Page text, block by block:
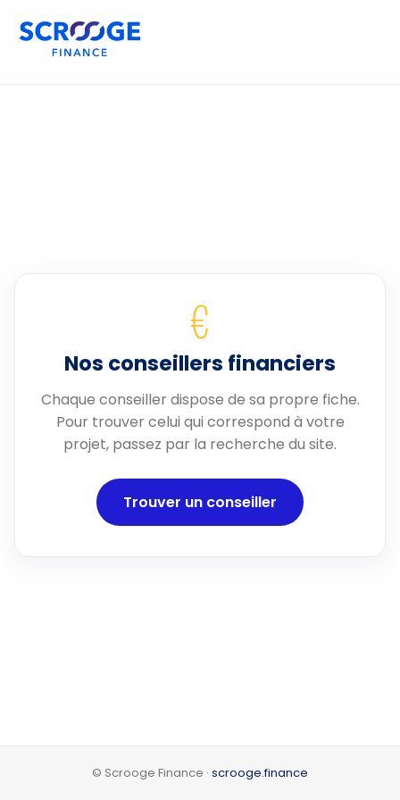
€
Nos conseillers financiers
Chaque conseiller dispose de sa propre fiche.
Pour trouver celui qui correspond à votre
projet, passez par la recherche du site.
Trouver un conseiller
© Scrooge Finance · scrooge.finance